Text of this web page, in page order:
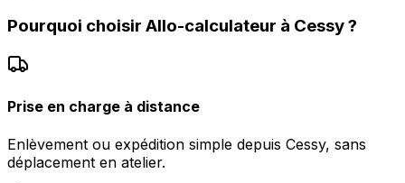
Pourquoi choisir Allo-calculateur à Cessy?
Prise en charge à distance
Enlèvement ou expédition simple depuis Cessy, sans
déplacement en atelier.